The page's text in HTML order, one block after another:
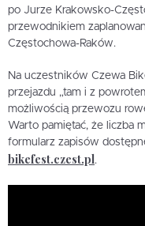
po Jurze Krakowsko-
przewodnikiem
Częstochowa-Raków.
Na uczestników Czewa
przejazdu „tam i z
możliwością przewozu
Warto pamiętać, że liczba
formularz zapisów
bikefest.czest.pl.